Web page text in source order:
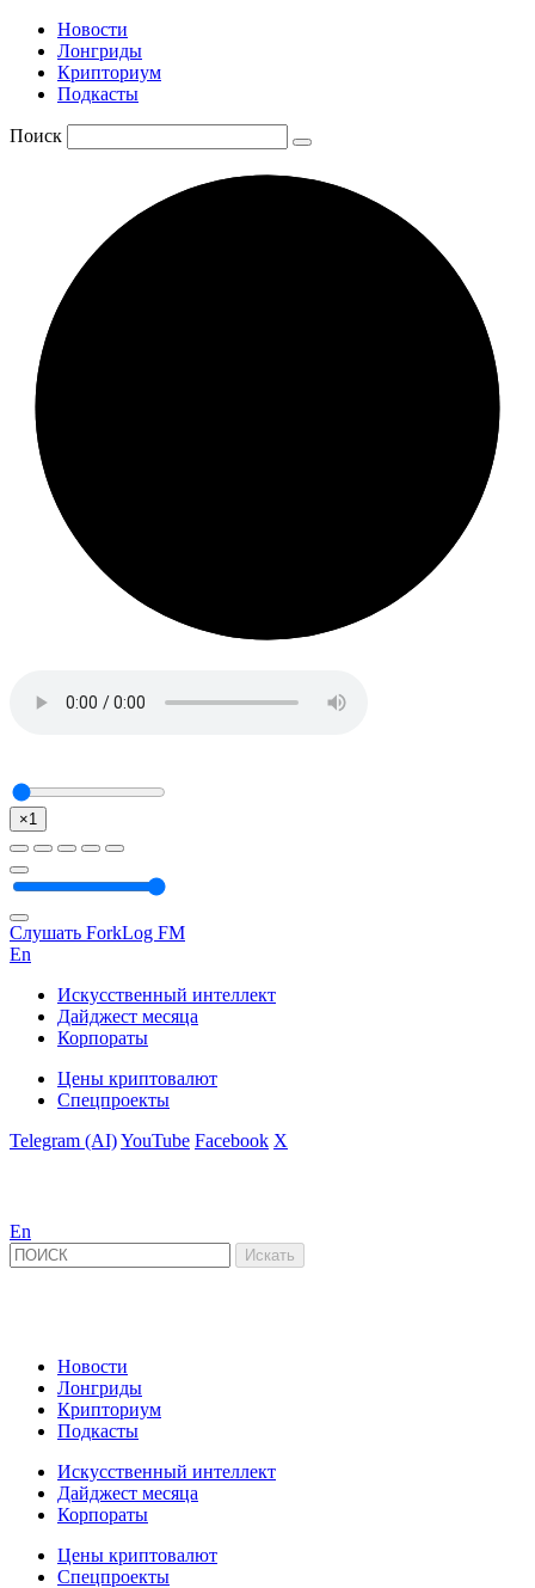
Новости
Лонгриды
Крипториум
Подкасты
Поиск
×1
Слушать ForkLog FM
En
Искусственный интеллект
Дайджест месяца
Корпораты
Цены криптовалют
Спецпроекты
Telegram (AI)YouTube Facebook X
En
Новости
Лонгриды
Крипториум
Подкасты
Искусственный интеллект
Дайджест месяца
Корпораты
Цены криптовалют
Спецпроекты